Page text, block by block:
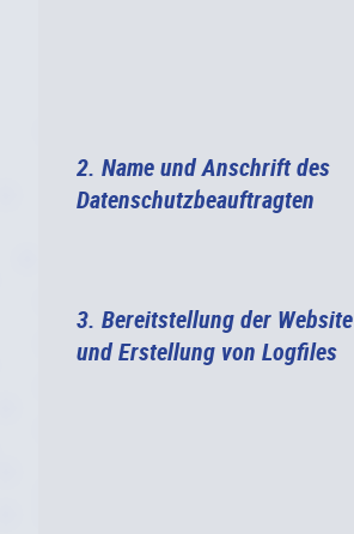
2. Name und Anschrift des
Datenschutzbeauftragten
3. Bereitstellung der Website
und Erstellung von Logfiles